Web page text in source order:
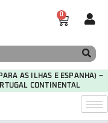
0
AS ILHAS E ESPANHA) –
CONTINENTAL